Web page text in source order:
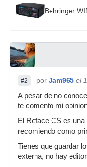
Behringer
#2 por Jam965 el
A pesar de no
te comento mi
El Reface CS es
recomiendo como
Tienes que guardar
externa, no hay